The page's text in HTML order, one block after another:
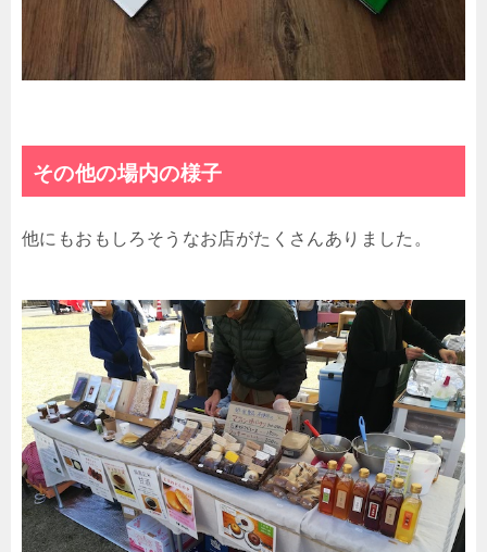
その他の場内の様子
他にもおもしろそうなお店がたくさんありました。